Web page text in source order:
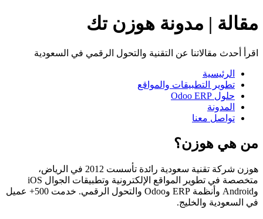
مقالة | مدونة هوزن تك
اقرأ أحدث مقالاتنا عن التقنية والتحول الرقمي في السعودية
الرئيسية
تطوير التطبيقات والمواقع
حلول Odoo ERP
المدونة
تواصل معنا
من هي هوزن؟
هوزن شركة تقنية سعودية رائدة تأسست 2012 في الرياض،
متخصصة في تطوير المواقع الإلكترونية وتطبيقات الجوال iOS
وAndroid وأنظمة ERP وOdoo والتحول الرقمي. خدمت 500+ عميل
في السعودية والخليج.